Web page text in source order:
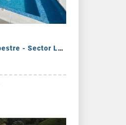
Se Vende Exclusiva Casa Campestre - Sector La Tebaida